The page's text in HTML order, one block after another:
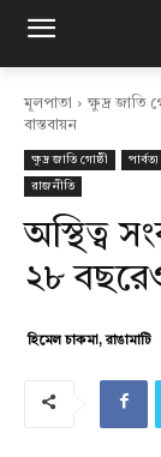
মূলপাতা ক্ষুদ্র জাতি
বাস্তবায়ন
ক্ষুদ্র জাতি গোষ্ঠী পার্বত্য
রাজনীতি
অস্থিত্ব
২৮
হিমেল চাকমা, রাঙামাটি